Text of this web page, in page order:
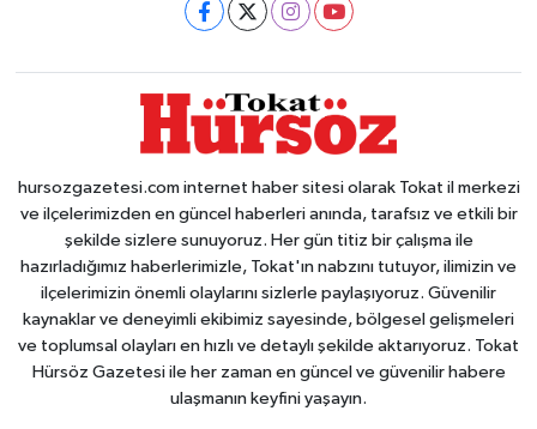
hursozgazetesi.com internet haber sitesi olarak Tokat il merkezi
ve ilçelerimizden en güncel haberleri anında, tarafsız ve etkili bir
şekilde sizlere sunuyoruz. Her gün titiz bir çalışma ile
hazırladığımız haberlerimizle, Tokat'ın nabzını tutuyor, ilimizin ve
ilçelerimizin önemli olaylarını sizlerle paylaşıyoruz. Güvenilir
kaynaklar ve deneyimli ekibimiz sayesinde, bölgesel gelişmeleri
ve toplumsal olayları en hızlı ve detaylı şekilde aktarıyoruz. Tokat
Hürsöz Gazetesi ile her zaman en güncel ve güvenilir habere
ulaşmanın keyfini yaşayın.